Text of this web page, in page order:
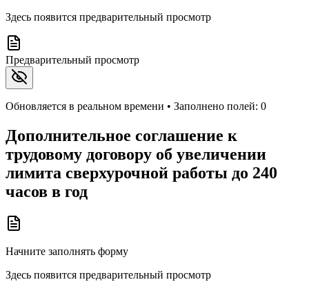
Здесь появится предварительный просмотр
Предварительный просмотр
Обновляется в реальном времени • Заполнено полей: 0
Дополнительное соглашение к
трудовому договору об увеличении
лимита сверхурочной работы до 240
часов в год
Начните заполнять форму
Здесь появится предварительный просмотр